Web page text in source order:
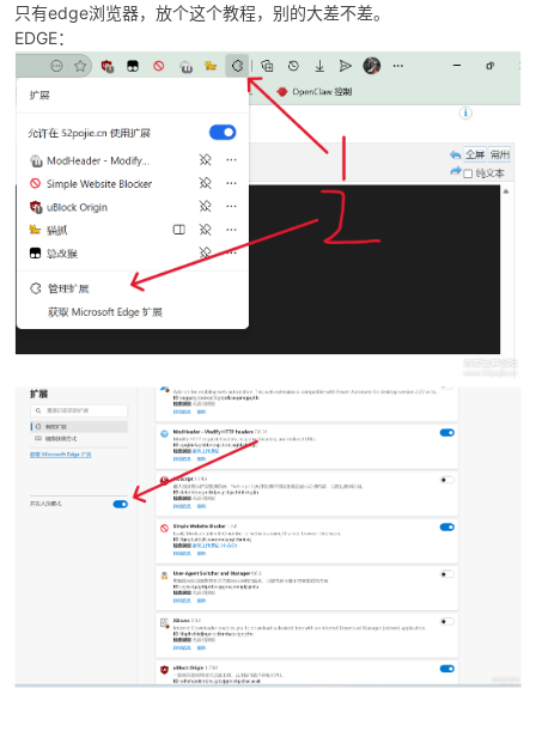
只有edge浏览器，放个这个教程，别的大差不差。
EDGE：